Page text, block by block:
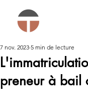
preneur à bail
7 nov. 2023 5 min de lecture